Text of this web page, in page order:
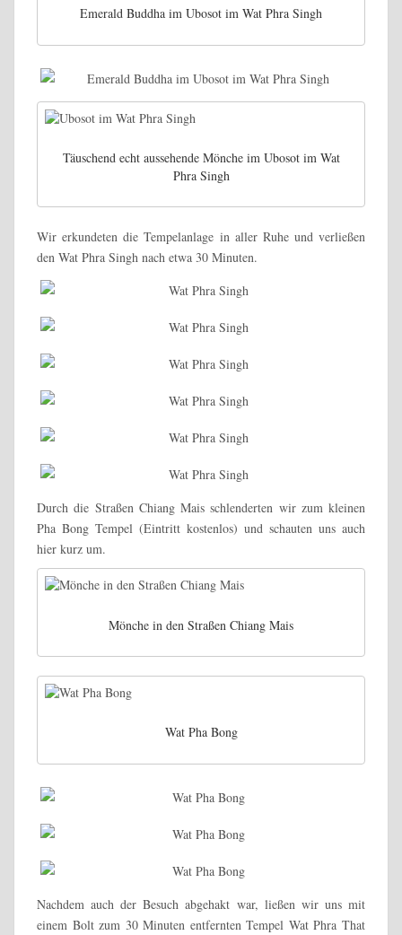
Emerald Buddha im Ubosot im Wat Phra Singh
Täuschend echt aussehende Mönche im Ubosot im Wat
Phra Singh
Wir erkundeten die Tempelanlage in aller Ruhe und verließen
den Wat Phra Singh nach etwa 30 Minuten.
Durch die Straßen Chiang Mais schlenderten wir zum kleinen
Pha Bong Tempel (Eintritt kostenlos) und schauten uns auch
hier kurz um.
Mönche in den Straßen Chiang Mais
Wat Pha Bong
Nachdem auch der Besuch abgehakt war, ließen wir uns mit
einem Bolt zum 30 Minuten entfernten Tempel Wat Phra That